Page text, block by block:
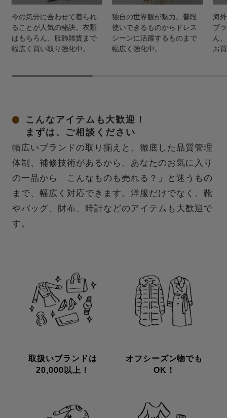
今の気分に合わせて着られ
ることが人気の秘訣。衣類
はもちろん、服飾雑貨まで
幅広く買い取り強化中。
独自の世界観が魅力。普段
使いできるものからドレス
シーンに活躍するものまで
幅広く強化中。
海
ブ
ん
お
こんなアイテムも大歓迎！
まずは、ご相談ください
幅広いブランドの取り揃えと、徹底した品質管理
体制、補修技術があるから、あなたのお気に入り
の一品から「こんなものも売れる？」と迷うもの
まで、幅広く対応できます。洋服だけでなく、靴
やバッグ、財布、時計などのアイテムも大歓迎で
す。
取扱いブランドは
20,000以上！
オフシーズン物でも
OK！